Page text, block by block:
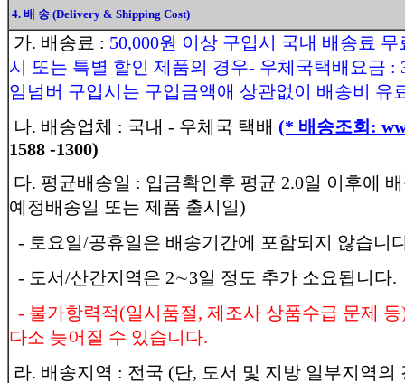
4. 배 송 (Delivery & Shipping Cost)
가. 배송료 : 50,000원 이상 구입시 국내 배송료
시 또는 특별 할인 제품의 경우- 우체국택배요금 :
임넘버 구입시는 구입금액애 상관없이 배송비 유
나. 배송업체 : 국내 - 우체국 택배 (* 배송조회:
1588 -1300)
다. 평균배송일 : 입금확인후 평균 2.0일 이후에
예정배송일 또는 제품 출시일)
- 토요일/공휴일은 배송기간에 포함되지 않습니
- 도서/산간지역은 2∼3일 정도 추가 소요됩니다.
- 불가항력적(일시품절, 제조사 상품수급 문제
다소 늦어질 수 있습니다.
라. 배송지역 : 전국 (단, 도서 및 지방 일부지역의